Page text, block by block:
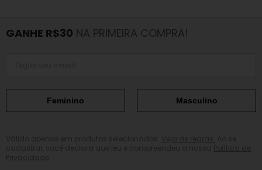
GANHE R$30 NA PRIMEIRA COMPRA!
Feminino Masculino